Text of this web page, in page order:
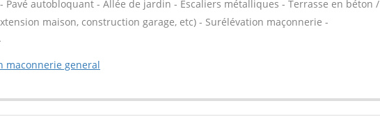
Pavé autobloquant - Allée de jardin - Escaliers métalliques - Terrasse en béton /
maison, construction garage, etc) - Surélévation maçonnerie -
maconnerie general